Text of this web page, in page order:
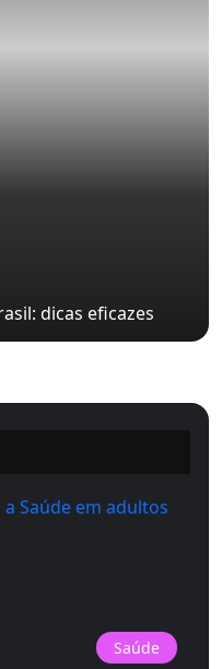
dicas eficazes
Saúde